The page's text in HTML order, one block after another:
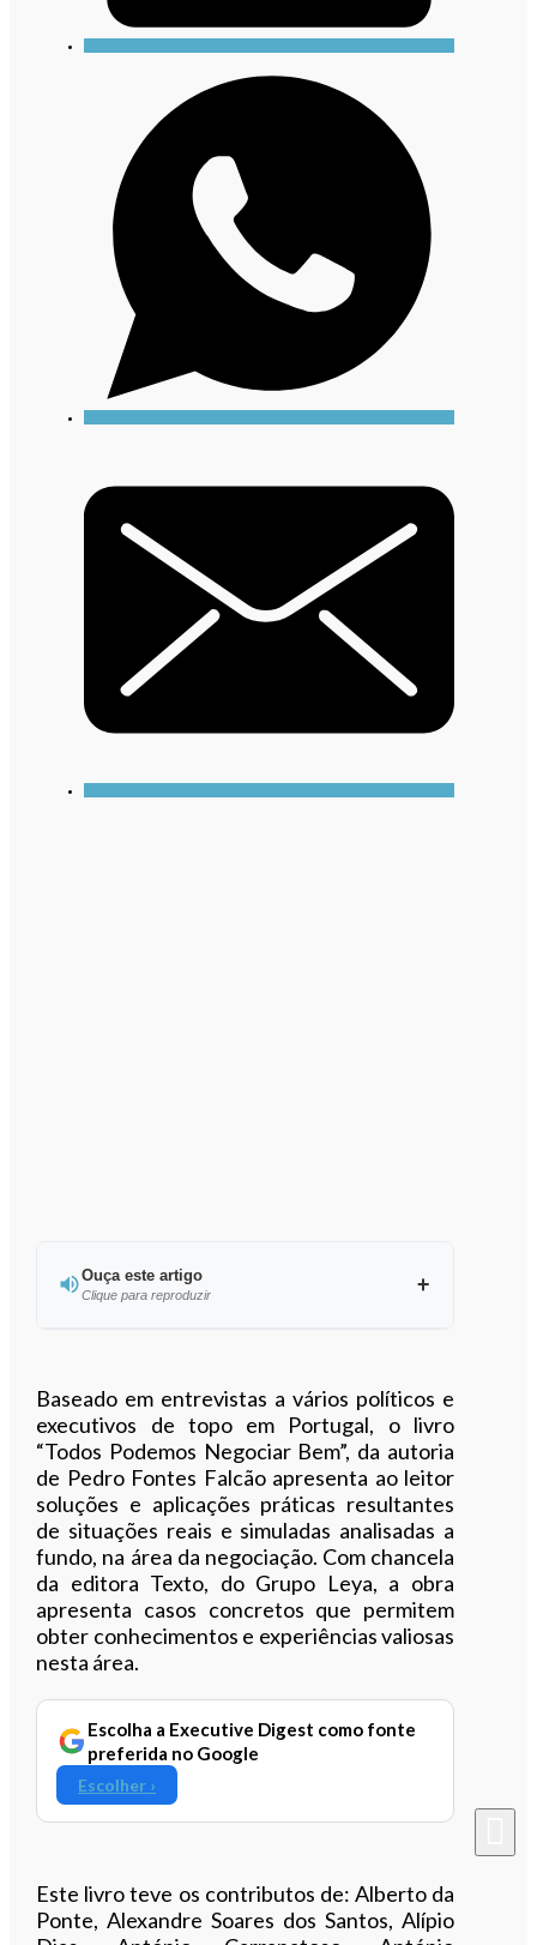
Ouça este artigo
Clique para reproduzir
Baseado em entrevistas a vários políticos e
executivos de topo em Portugal, o livro
“Todos Podemos Negociar Bem”, da autoria
de Pedro Fontes Falcão apresenta ao leitor
soluções e aplicações práticas resultantes
de situações reais e simuladas analisadas a
fundo, na área da negociação. Com chancela
da editora Texto, do Grupo Leya, a obra
apresenta casos concretos que permitem
obter conhecimentos e experiências valiosas
nesta área.
Escolha a Executive Digest como fonte
preferida no Google
Escolher ›
Este livro teve os contributos de: Alberto da
Ponte, Alexandre Soares dos Santos, Alípio